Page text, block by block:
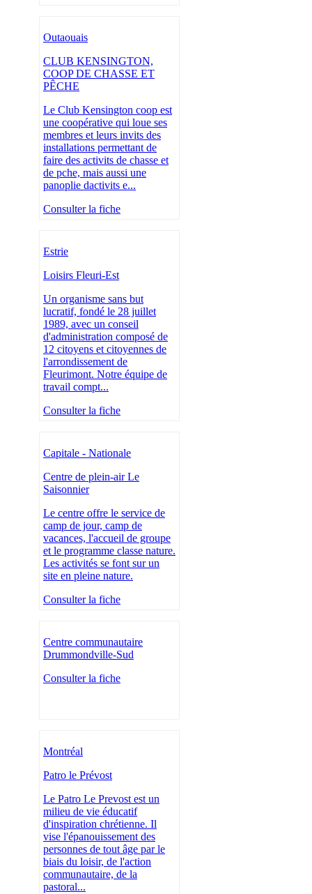
Outaouais
CLUB KENSINGTON,
COOP DE CHASSE ET
PÊCHE
Le Club Kensington coop est
une coopérative qui loue ses
membres et leurs invits des
installations permettant de
faire des activits de chasse et
de pche, mais aussi une
panoplie dactivits e...
Consulter la fiche
Estrie
Loisirs Fleuri-Est
Un organisme sans but
lucratif, fondé le 28 juillet
1989, avec un conseil
d'administration composé de
12 citoyens et citoyennes de
l'arrondissement de
Fleurimont. Notre équipe de
travail compt...
Consulter la fiche
Capitale - Nationale
Centre de plein-air Le
Saisonnier
Le centre offre le service de
camp de jour, camp de
vacances, l'accueil de groupe
et le programme classe nature.
Les activités se font sur un
site en pleine nature.
Consulter la fiche
Centre communautaire
Drummondville-Sud
Consulter la fiche
Montréal
Patro le Prévost
Le Patro Le Prevost est un
milieu de vie éducatif
d'inspiration chrétienne. Il
vise l'épanouissement des
personnes de tout âge par le
biais du loisir, de l'action
communautaire, de la
pastoral...